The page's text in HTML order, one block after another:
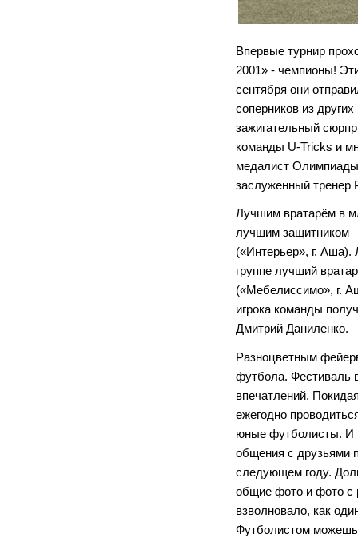
Впервые турнир
2001» - чемпионы!
сентября они
соперников из
зажигательный
команды U-Tricks и
медалист
заслуженный тренер
Лучшим вратарём в
лучшим защитником
(«Интерьер», г.
группе лучший
(«Мебелиссимо», г.
игрока команды
Дмитрий Даниленко.
Разноцветным
футбола. Фестиваль
впечатлений.
ежегодно
юные футболисты. И
общения с друзьями
следующем году.
общие фото и фото с
взволновало, как
Футболистом